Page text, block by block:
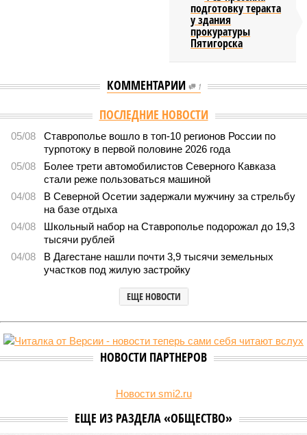
подготовку теракта
у здания
прокуратуры
Пятигорска
КОММЕНТАРИИ 1
Версия //Общество //
Кабардино-Балкария и Северная Осетия попали в
топ-5 антирейтинга по детской преступности
Кабардино-Балкария и Северная Осетия попали в топ-5
антирейтинга по детской преступности
Тревожная статистика
детской преступности (фото: pixabay.com/fsHH)
Две республики Северного Кавказа продемонстрировали
существенный рост детской преступности по итогам первого
полугодия 2026-го.
месяцев текущего года было зафиксировано 58
деяния, что превышает показатель за аналогичный период